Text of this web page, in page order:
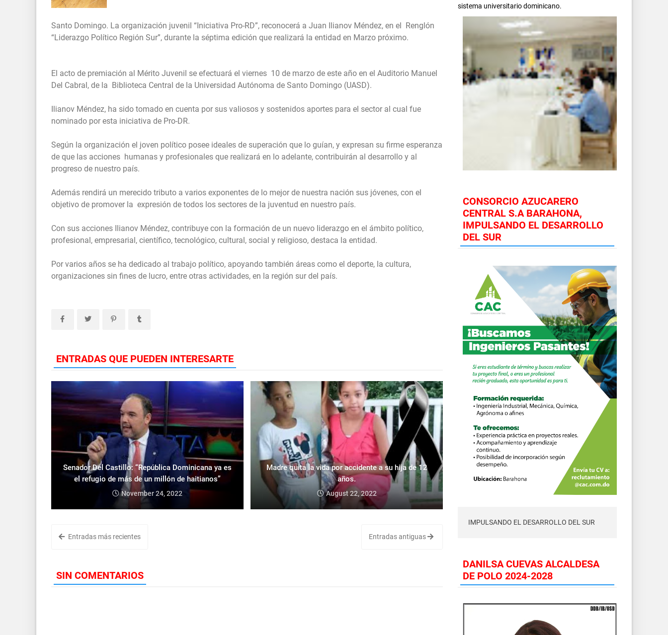
Santo Domingo. La organización juvenil “Iniciativa Pro-RD”, reconocerá a Juan Ilianov Méndez, en el Renglón
“Liderazgo Político Región Sur”, durante la séptima edición que realizará la entidad en Marzo próximo.
El acto de premiación al Mérito Juvenil se efectuará el viernes 10 de marzo de este año en el Auditorio Manuel
Del Cabral, de la Biblioteca Central de la Universidad Autónoma de Santo Domingo (UASD).
Ilianov Méndez, ha sido tomado en cuenta por sus valiosos y sostenidos aportes para el sector al cual fue
nominado por esta iniciativa de Pro-DR.
Según la organización el joven político posee ideales de superación que lo guían, y expresan su firme esperanza
de que las acciones humanas y profesionales que realizará en lo adelante, contribuirán al desarrollo y al
progreso de nuestro país.
Además rendirá un merecido tributo a varios exponentes de lo mejor de nuestra nación sus jóvenes, con el
objetivo de promover la expresión de todos los sectores de la juventud en nuestro país.
Con sus acciones Ilianov Méndez, contribuye con la formación de un nuevo liderazgo en el ámbito político,
profesional, empresarial, científico, tecnológico, cultural, social y religioso, destaca la entidad.
Por varios años se ha dedicado al trabajo político, apoyando también áreas como el deporte, la cultura,
organizaciones sin fines de lucro, entre otras actividades, en la región sur del país.
ENTRADAS QUE PUEDEN INTERESARTE
Senador Del Castillo: “República Dominicana ya es
el refugio de más de un millón de haitianos”
November 24, 2022
Madre quita la vida por accidente a su hija de 12
años.
August 22, 2022
Entradas más recientes Entradas antiguas
SIN COMENTARIOS
sistema universitario dominicano.
CONSORCIO AZUCARERO
CENTRAL S.A BARAHONA,
IMPULSANDO EL DESARROLLO
DEL SUR
IMPULSANDO EL DESARROLLO DEL SUR
DANILSA CUEVAS ALCALDESA
DE POLO 2024-2028